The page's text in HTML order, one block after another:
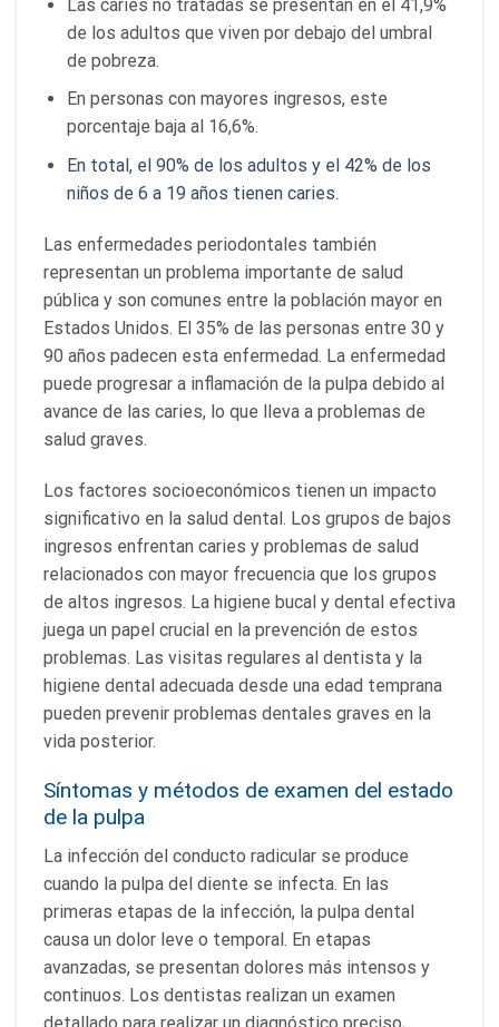
Las caries no tratadas se presentan en el 41,9%
de los adultos que viven por debajo del umbral
de pobreza.
En personas con mayores ingresos, este
porcentaje baja al 16,6%.
En total, el 90% de los adultos y el 42% de los
niños de 6 a 19 años tienen caries.
Las enfermedades periodontales también
representan un problema importante de salud
pública y son comunes entre la población mayor en
Estados Unidos. El 35% de las personas entre 30 y
90 años padecen esta enfermedad. La enfermedad
puede progresar a inflamación de la pulpa debido al
avance de las caries, lo que lleva a problemas de
salud graves.
Los factores socioeconómicos tienen un impacto
significativo en la salud dental. Los grupos de bajos
ingresos enfrentan caries y problemas de salud
relacionados con mayor frecuencia que los grupos
de altos ingresos. La higiene bucal y dental efectiva
juega un papel crucial en la prevención de estos
problemas. Las visitas regulares al dentista y la
higiene dental adecuada desde una edad temprana
pueden prevenir problemas dentales graves en la
vida posterior.
Síntomas y métodos de examen del estado
de la pulpa
La infección del conducto radicular se produce
cuando la pulpa del diente se infecta. En las
primeras etapas de la infección, la pulpa dental
causa un dolor leve o temporal. En etapas
avanzadas, se presentan dolores más intensos y
continuos. Los dentistas realizan un examen